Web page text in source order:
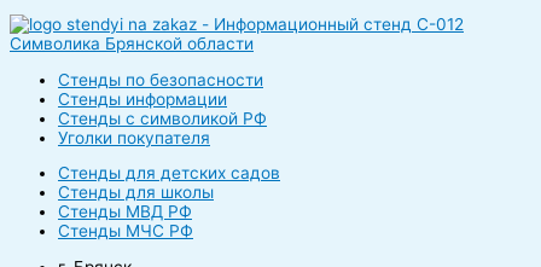
Стенды по безопасности
Стенды информации
Стенды с символикой РФ
Уголки покупателя
Стенды для детских садов
Стенды для школы
Стенды МВД РФ
Стенды МЧС РФ